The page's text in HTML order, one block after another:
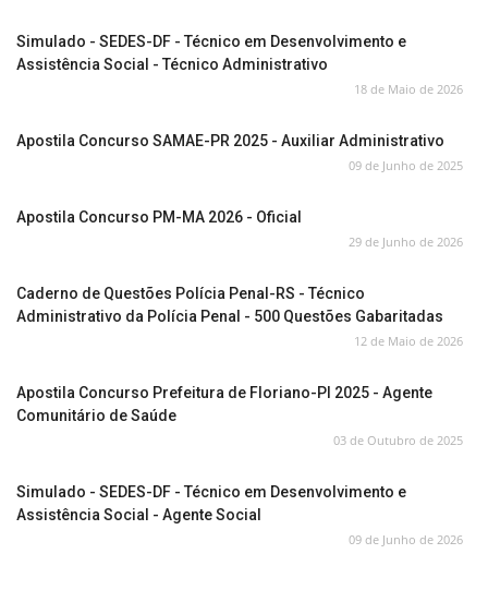
Simulado - SEDES-DF - Técnico em Desenvolvimento e
Assistência Social - Técnico Administrativo
18 de Maio de 2026
Apostila Concurso SAMAE-PR 2025 - Auxiliar Administrativo
09 de Junho de 2025
Apostila Concurso PM-MA 2026 - Oficial
29 de Junho de 2026
Caderno de Questões Polícia Penal-RS - Técnico
Administrativo da Polícia Penal - 500 Questões Gabaritadas
12 de Maio de 2026
Apostila Concurso Prefeitura de Floriano-PI 2025 - Agente
Comunitário de Saúde
03 de Outubro de 2025
Simulado - SEDES-DF - Técnico em Desenvolvimento e
Assistência Social - Agente Social
09 de Junho de 2026